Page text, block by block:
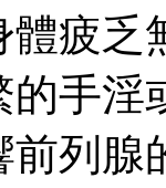
疲乏
手淫
列腺